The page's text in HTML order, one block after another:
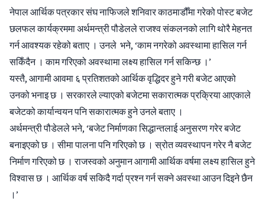
नेपाल आर्थिक पत्रकार संघ नाफिजले शनिवार काठमाडौँमा गरेको पोस्ट बजेट
छलफल कार्यक्रममा अर्थमन्त्री पौडेलले राजश्व संकलनको लागि थोरै मेहनत
गर्न आवश्यक रहेको बताए । उनले भने, ‘काम नगरेको अवस्थामा हासिल गर्न
सकिँदैन । काम गरिएको अवस्थामा लक्ष्य हासिल गर्न सकिन्छ ।’
यस्तै, आगामी आवमा ६ प्रतिशतको आर्थिक वृद्धिदर हुने गरी बजेट आएको
उनको भनाइ छ । सरकारले ल्याएको बजेटमा सकारात्मक प्रक्रिया आएकाले
बजेटको कार्यान्वयन पनि सकारात्मक हुने उनले बताए ।
अर्थमन्त्री पौडेलले भने, ‘बजेट निर्माणका सिद्धान्तलाई अनुसरण गरेर बजेट
बनाइएको छ । सीमा पालना पनि गरिएको छ । स्रोत व्यवस्थापन गरेर नै बजेट
निर्माण गरिएको छ । राजस्वको अनुमान आगामी आर्थिक वर्षमा लक्ष्य हासिल हुने
विश्वास छ । आर्थिक वर्ष सकिदै गर्दा प्रश्न गर्न सक्ने अवस्था आउन दिइने छैन
।’